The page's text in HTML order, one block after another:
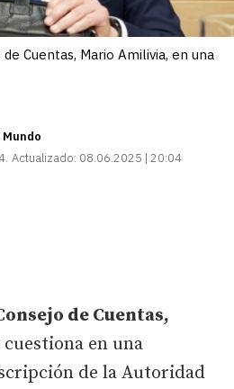
Cuentas, Mario Amilivia, en una
Actualizado: 08.06.2025 | 20:04
de Cuentas,
cuestiona en una
de la Autoridad